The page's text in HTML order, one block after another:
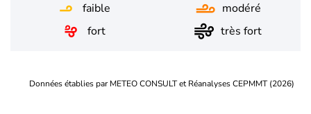
faible
modéré
fort
très fort
Données établies par METEO CONSULT et Réanalyses CEPMMT (2026)